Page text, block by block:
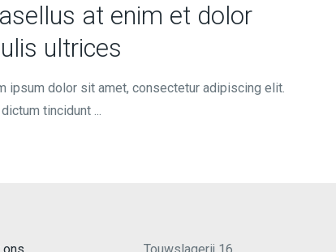
at enim et dolor
ultrices
ipsum dolor sit amet, consectetur adipiscing elit.
tincidunt ...